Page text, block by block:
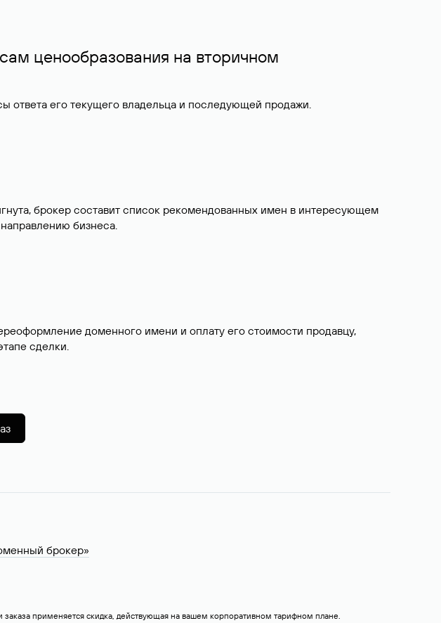
ценообразования на вторичном
ответа его текущего владельца и последующей продажи.
брокер составит список рекомендованных имен в интересующем
бизнеса.
доменного имени и оплату его стоимости продавцу,
сделки.
брокер»
применяется скидка, действующая на вашем корпоративном тарифном плане.